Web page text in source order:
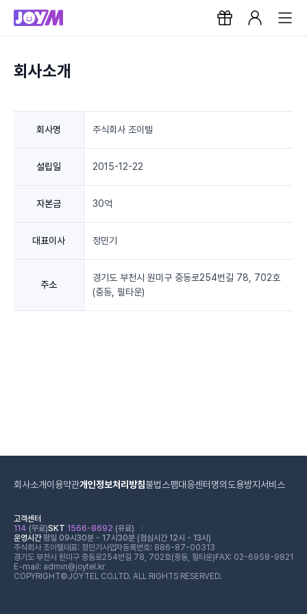
회사소개
회사명 주식회사 조이텔
설립일 2015-12-22
자본금 30억
대표이사 정민기
주소
경기도 부천시 원미구 중동로254번길 78, 702호
(중동, 필타운)
회사소개이용약관개인정보처리방침불법스팸대응센터 명의도용방지서비스
고객센터
114 (무료)SKT 1566-8692 (유료)
운영시간평일 09시30분 - 17시30분 (점심시간 12시 - 13시)
주식회사 조이텔대표: 정민기 사업자등록번호: 886-87-00313
경기도 부천시 원미구 중동로254번길 78, 702호(중동, 필타운) FAX: 02-6958-9821
E-mail: admin@joytel.kr
COPYRIGHT©JOYTEL CO.LTD. ALL RIGHTS RESERVED.